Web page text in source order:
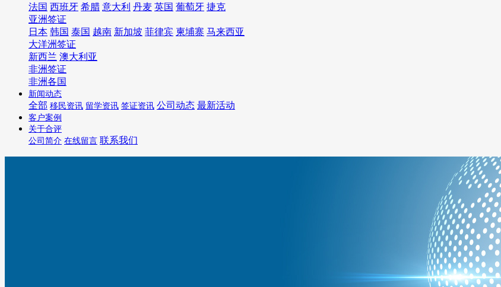
法国 西班牙 希腊 意大利 丹麦 英国 葡萄牙 捷克
亚洲签证
日本 韩国 泰国 越南 新加坡 菲律宾 柬埔寨 马来西亚
大洋洲签证
新西兰 澳大利亚
非洲签证
非洲各国
新闻动态
全部 移民资讯 留学资讯 签证资讯 公司动态 最新活动
客户案例
关于合评
公司简介 在线留言 联系我们